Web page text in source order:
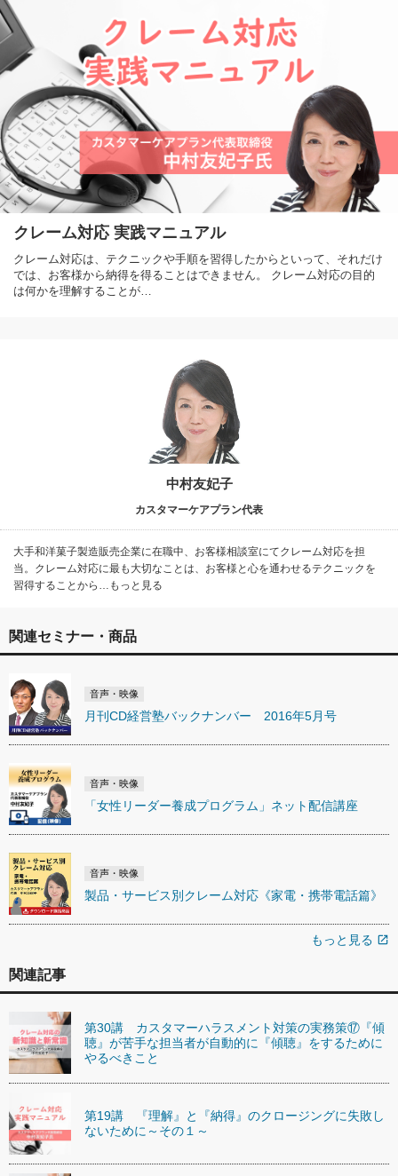
クレーム対応 実践マニュアル
クレーム対応は、テクニックや手順を習得したからといって、それだけ
では、お客様から納得を得ることはできません。 クレーム対応の目的
は何かを理解することが…
中村友妃子
カスタマーケアプラン代表
大手和洋菓子製造販売企業に在職中、お客様相談室にてクレーム対応を担
当。クレーム対応に最も大切なことは、お客様と心を通わせるテクニックを
習得することから…もっと見る
関連セミナー・商品
音声・映像
月刊CD経営塾バックナンバー 2016年5月号
音声・映像
「女性リーダー養成プログラム」ネット配信講座
音声・映像
製品・サービス別クレーム対応《家電・携帯電話篇》
もっと見る open_in_new
関連記事
第30講 カスタマーハラスメント対策の実務策⑰『傾
聴』が苦手な担当者が自動的に『傾聴』をするために
やるべきこと
第19講 『理解』と『納得』のクロージングに失敗し
ないために～その１～